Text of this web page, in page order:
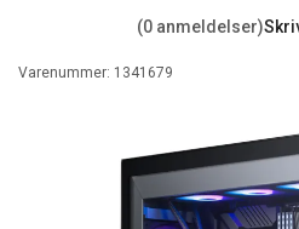
(0 anmeldelser)
Varenummer: 1341679